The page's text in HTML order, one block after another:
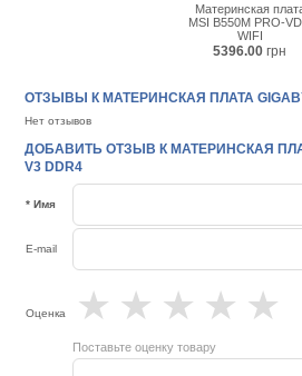
Материнская
MSI B550M PRO-
WIFI
5396.00 грн
ОТЗЫВЫ К МАТЕРИНСКАЯ ПЛАТА
Нет отзывов
ДОБАВИТЬ ОТЗЫВ К МАТЕРИНСКАЯ
V3 DDR4
* Имя
E-mail
Оценка ★
★
★
★
★
Поставьте оценку товару